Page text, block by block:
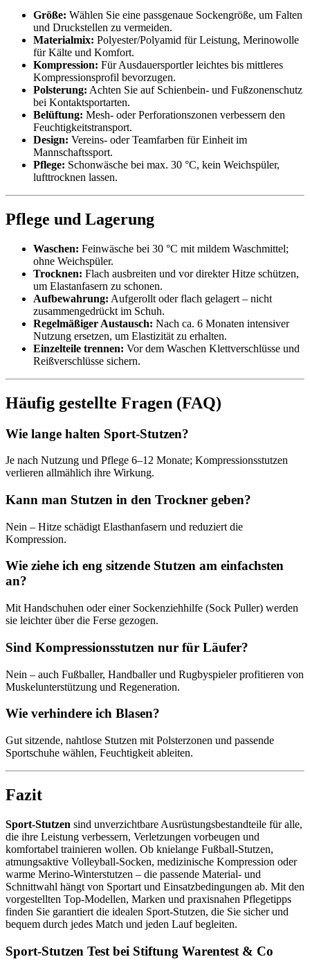
Größe: Wählen Sie eine passgenaue Sockengröße, um Falten
und Druckstellen zu vermeiden.
Materialmix: Polyester/Polyamid für Leistung, Merinowolle
für Kälte und Komfort.
Kompression: Für Ausdauersportler leichtes bis mittleres
Kompressionsprofil bevorzugen.
Polsterung: Achten Sie auf Schienbein- und Fußzonenschutz
bei Kontaktsportarten.
Belüftung: Mesh- oder Perforationszonen verbessern den
Feuchtigkeitstransport.
Design: Vereins- oder Teamfarben für Einheit im
Mannschaftssport.
Pflege: Schonwäsche bei max. 30 °C, kein Weichspüler,
lufttrocknen lassen.
Pflege und Lagerung
Waschen: Feinwäsche bei 30 °C mit mildem Waschmittel;
ohne Weichspüler.
Trocknen: Flach ausbreiten und vor direkter Hitze schützen,
um Elastanfasern zu schonen.
Aufbewahrung: Aufgerollt oder flach gelagert – nicht
zusammengedrückt im Schuh.
Regelmäßiger Austausch: Nach ca. 6 Monaten intensiver
Nutzung ersetzen, um Elastizität zu erhalten.
Einzelteile trennen: Vor dem Waschen Klettverschlüsse und
Reißverschlüsse sichern.
Häufig gestellte Fragen (FAQ)
Wie lange halten Sport-Stutzen?
Je nach Nutzung und Pflege 6–12 Monate; Kompressionsstutzen
verlieren allmählich ihre Wirkung.
Kann man Stutzen in den Trockner geben?
Nein – Hitze schädigt Elasthanfasern und reduziert die
Kompression.
Wie ziehe ich eng sitzende Stutzen am einfachsten
an?
Mit Handschuhen oder einer Sockenziehhilfe (Sock Puller) werden
sie leichter über die Ferse gezogen.
Sind Kompressionsstutzen nur für Läufer?
Nein – auch Fußballer, Handballer und Rugbyspieler profitieren von
Muskelunterstützung und Regeneration.
Wie verhindere ich Blasen?
Gut sitzende, nahtlose Stutzen mit Polsterzonen und passende
Sportschuhe wählen, Feuchtigkeit ableiten.
Fazit
Sport-Stutzen sind unverzichtbare Ausrüstungsbestandteile für alle,
die ihre Leistung verbessern, Verletzungen vorbeugen und
komfortabel trainieren wollen. Ob knielange Fußball-Stutzen,
atmungsaktive Volleyball-Socken, medizinische Kompression oder
warme Merino-Winterstutzen – die passende Material- und
Schnittwahl hängt von Sportart und Einsatzbedingungen ab. Mit den
vorgestellten Top-Modellen, Marken und praxisnahen Pflegetipps
finden Sie garantiert die idealen Sport-Stutzen, die Sie sicher und
bequem durch jedes Match und jeden Lauf begleiten.
Sport-Stutzen Test bei Stiftung Warentest & Co